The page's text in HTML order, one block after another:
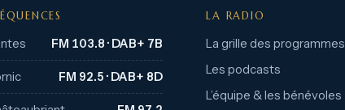
FM 103.8 · DAB+ 7B
FM 92.5 · DAB+ 8D
LA RADIO
La grille des programmes
Les podcasts
L’équipe & les bénévoles